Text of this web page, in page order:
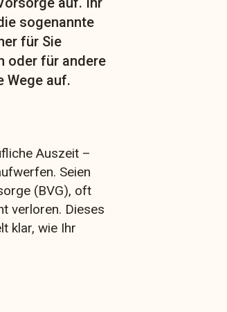
sogenannte
für Sie
oder für andere
Wege auf.
Auszeit –
Seien
(BVG), oft
verloren. Dieses
klar, wie Ihr